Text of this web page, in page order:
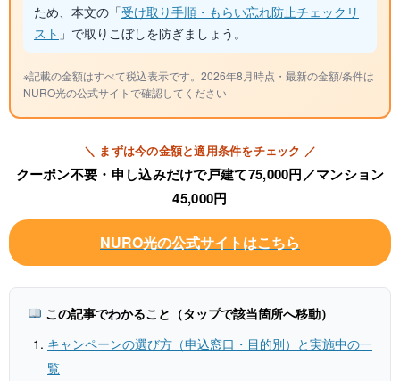
ため、本文の「受け取り手順・もらい忘れ防止チェックリ
スト 」で取りこぼしを防ぎましょう。
※記載の金額はすべて税込表示です。2026年8月時点・最新の金額/条件は
NURO光の公式サイトで確認してください
＼ まずは今の金額と適用条件をチェック ／
クーポン不要・申し込みだけで戸建て75,000円／マンション
45,000円
NURO光の公式サイトはこちら
この記事でわかること（タップで該当箇所へ移動）
キャンペーンの選び方（申込窓口・目的別）と実施中の一
覧